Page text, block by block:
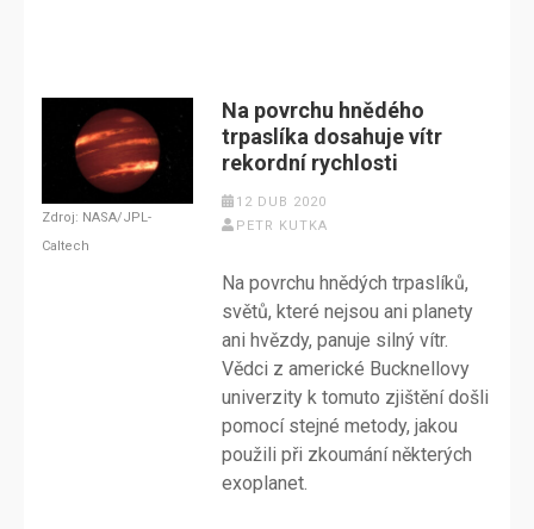
Zdroj: NASA/JPL-
Caltech
Na povrchu hnědého
trpaslíka dosahuje vítr
rekordní rychlosti
12 DUB 2020
PETR KUTKA
Na povrchu hnědých trpaslíků,
světů, které nejsou ani planety
ani hvězdy, panuje silný vítr.
Vědci z americké Bucknellovy
univerzity k tomuto zjištění došli
pomocí stejné metody, jakou
použili při zkoumání některých
exoplanet.